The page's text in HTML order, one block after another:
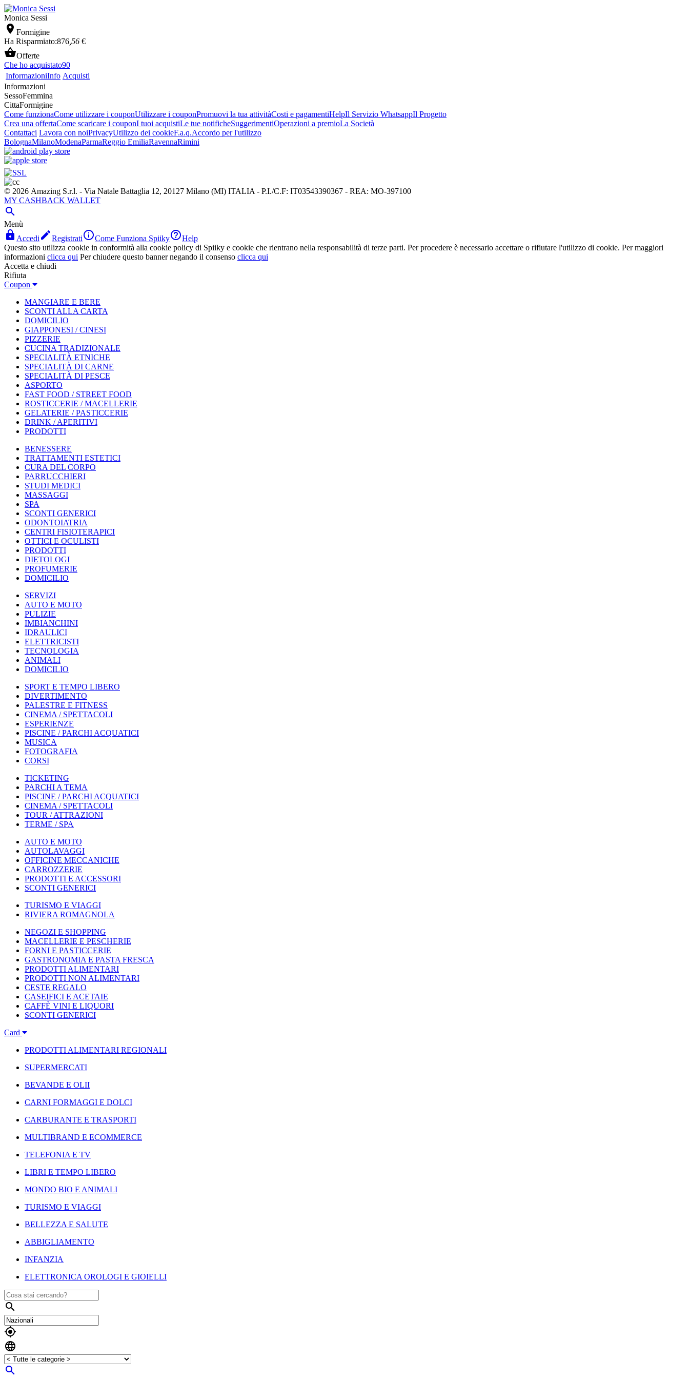
Monica Sessi
 Formigine
Ha Risparmiato:876 ,56 €
Offerte
Che ho acquistato90
InformazioniInfo Acquisti
Informazioni
SessoFemmina
CittaFormigine
Come funzionaCome utilizzare i couponUtilizzare i couponPromuovi la tua attivitàCosti e pagamentiHelpIl Servizio WhatsappIl Progetto
Crea una offertaCome scaricare i couponI tuoi acquistiLe tue notificheSuggerimentiOperazioni a premioLa Società
Contattaci Lavora con noiPrivacyUtilizzo dei cookieF.a.q.Accordo per l'utilizzo
BolognaMilanoModenaParmaReggio EmiliaRavennaRimini
© 2026 Amazing S.r.l. - Via Natale Battaglia 12, 20127 Milano (MI) ITALIA - P.I./C.F: IT03543390367 - REA: MO-397100
MY CASHBACK WALLET

Menù
 Accedi RegistratiCome Funziona SpiikyHelp
Questo sito utilizza cookie in conformità alla cookie policy di Spiiky e cookie che rientrano nella responsabilità di terze parti. Per procedere è necessario accettare o rifiutare l'utilizzo di cookie. Per maggiori
informazioni clicca qui Per chiudere questo banner negando il consenso clicca qui
Accetta e chiudi
Rifiuta
Coupon
MANGIARE E BERE
SCONTI ALLA CARTA
DOMICILIO
GIAPPONESI / CINESI
PIZZERIE
CUCINA TRADIZIONALE
SPECIALITÀ ETNICHE
SPECIALITÀ DI CARNE
SPECIALITÀ DI PESCE
ASPORTO
FAST FOOD / STREET FOOD
ROSTICCERIE / MACELLERIE
GELATERIE / PASTICCERIE
DRINK / APERITIVI
PRODOTTI
BENESSERE
TRATTAMENTI ESTETICI
CURA DEL CORPO
PARRUCCHIERI
STUDI MEDICI
MASSAGGI
SPA
SCONTI GENERICI
ODONTOIATRIA
CENTRI FISIOTERAPICI
OTTICI E OCULISTI
PRODOTTI
DIETOLOGI
PROFUMERIE
DOMICILIO
SERVIZI
AUTO E MOTO
PULIZIE
IMBIANCHINI
IDRAULICI
ELETTRICISTI
TECNOLOGIA
ANIMALI
DOMICILIO
SPORT E TEMPO LIBERO
DIVERTIMENTO
PALESTRE E FITNESS
CINEMA / SPETTACOLI
ESPERIENZE
PISCINE / PARCHI ACQUATICI
MUSICA
FOTOGRAFIA
CORSI
TICKETING
PARCHI A TEMA
PISCINE / PARCHI ACQUATICI
CINEMA / SPETTACOLI
TOUR / ATTRAZIONI
TERME / SPA
AUTO E MOTO
AUTOLAVAGGI
OFFICINE MECCANICHE
CARROZZERIE
PRODOTTI E ACCESSORI
SCONTI GENERICI
TURISMO E VIAGGI
RIVIERA ROMAGNOLA
NEGOZI E SHOPPING
MACELLERIE E PESCHERIE
FORNI E PASTICCERIE
GASTRONOMIA E PASTA FRESCA
PRODOTTI ALIMENTARI
PRODOTTI NON ALIMENTARI
CESTE REGALO
CASEIFICI E ACETAIE
CAFFÈ VINI E LIQUORI
SCONTI GENERICI
Card
PRODOTTI ALIMENTARI REGIONALI
SUPERMERCATI
BEVANDE E OLII
CARNI FORMAGGI E DOLCI
CARBURANTE E TRASPORTI
MULTIBRAND E ECOMMERCE
TELEFONIA E TV
LIBRI E TEMPO LIBERO
MONDO BIO E ANIMALI
TURISMO E VIAGGI
BELLEZZA E SALUTE
ABBIGLIAMENTO
INFANZIA
ELETTRONICA OROLOGI E GIOIELLI



